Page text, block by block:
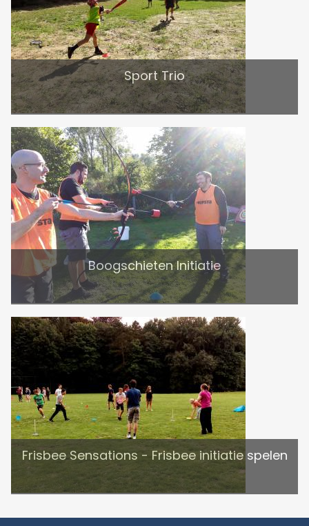
Sport Trio
Boogschieten Initiatie
Frisbee Sensations - Frisbee initiatie spelen